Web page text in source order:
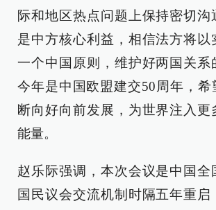
际和地区热点问题上保持密切沟
是中方核心利益，相信法方将以
一个中国原则，维护好两国关系
今年是中国欧盟建交50周年，希
断向好向前发展，为世界注入更
能量。
赵乐际强调，本次会议是中国全
国民议会交流机制时隔五年重启